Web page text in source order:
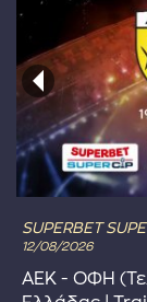
SUPERBET
12/08/2026
ΑΕΚ - ΟΦΗ